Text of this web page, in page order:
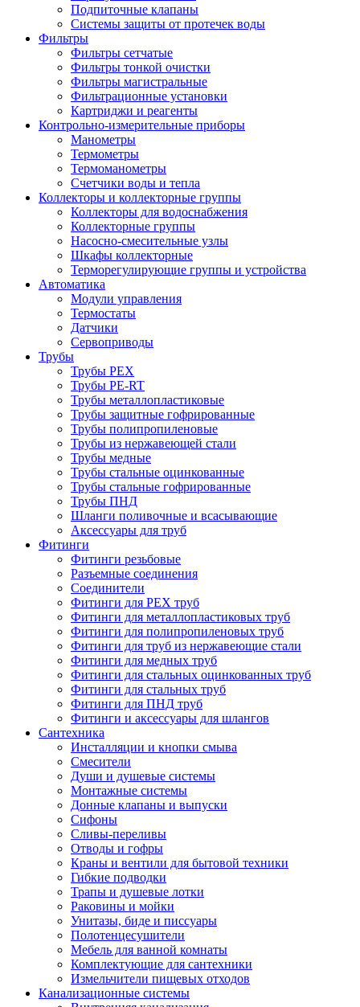
Подпиточные клапаны
Системы защиты от протечек воды
Фильтры
Фильтры сетчатые
Фильтры тонкой очистки
Фильтры магистральные
Фильтрационные установки
Картриджи и реагенты
Контрольно-измерительные приборы
Манометры
Термометры
Термоманометры
Счетчики воды и тепла
Коллекторы и коллекторные группы
Коллекторы для водоснабжения
Коллекторные группы
Насосно-смесительные узлы
Шкафы коллекторные
Терморегулирующие группы и устройства
Автоматика
Модули управления
Термостаты
Датчики
Сервоприводы
Трубы
Трубы PEX
Трубы PE-RT
Трубы металлопластиковые
Трубы защитные гофрированные
Трубы полипропиленовые
Трубы из нержавеющей стали
Трубы медные
Трубы стальные оцинкованные
Трубы стальные гофрированные
Трубы ПНД
Шланги поливочные и всасывающие
Аксессуары для труб
Фитинги
Фитинги резьбовые
Разъемные соединения
Соединители
Фитинги для PEX труб
Фитинги для металлопластиковых труб
Фитинги для полипропиленовых труб
Фитинги для труб из нержавеющие стали
Фитинги для медных труб
Фитинги для стальных оцинкованных труб
Фитинги для стальных труб
Фитинги для ПНД труб
Фитинги и аксессуары для шлангов
Сантехника
Инсталляции и кнопки смыва
Смесители
Души и душевые системы
Монтажные системы
Донные клапаны и выпуски
Сифоны
Сливы-переливы
Отводы и гофры
Краны и вентили для бытовой техники
Гибкие подводки
Трапы и душевые лотки
Раковины и мойки
Унитазы, биде и писсуары
Полотенцесушители
Мебель для ванной комнаты
Комплектующие для сантехники
Измельчители пищевых отходов
Канализационные системы